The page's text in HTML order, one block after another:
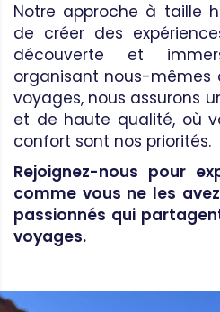
Notre approche à taille
de créer des
découverte et
organisant nous-
voyages, nous assurons
et de haute qualité, où
confort sont nos priorités.
Rejoignez-nous pour
comme vous ne les
passionnés qui
voyages.